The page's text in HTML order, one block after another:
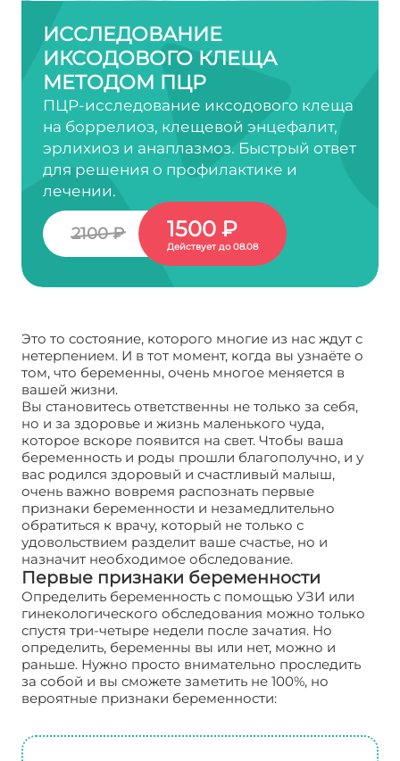
ИССЛЕДОВАНИЕ
ИКСОДОВОГО КЛЕЩА
МЕТОДОМ ПЦР
ПЦР-исследование иксодового клеща
на боррелиоз, клещевой энцефалит,
эрлихиоз и анаплазмоз. Быстрый ответ
для решения о профилактике и
лечении.
2100 ₽ 1500 ₽
Действует до 08.08
Это то состояние, которого многие из нас ждут с
нетерпением. И в тот момент, когда вы узнаёте о
том, что беременны, очень многое меняется в
вашей жизни.
Вы становитесь ответственны не только за себя,
но и за здоровье и жизнь маленького чуда,
которое вскоре появится на свет. Чтобы ваша
беременность и роды прошли благополучно, и у
вас родился здоровый и счастливый малыш,
очень важно вовремя распознать первые
признаки беременности и незамедлительно
обратиться к врачу, который не только с
удовольствием разделит ваше счастье, но и
назначит необходимое обследование.
Первые признаки беременности
Определить беременность с помощью УЗИ или
гинекологического обследования можно только
спустя три-четыре недели после зачатия. Но
определить, беременны вы или нет, можно и
раньше. Нужно просто внимательно проследить
за собой и вы сможете заметить не 100%, но
вероятные признаки беременности: